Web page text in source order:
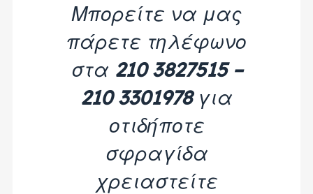
Μπορείτε να μας
πάρετε τηλέφωνο
στα 210 3827515 –
210 3301978για
οτιδήποτε
σφραγίδα
χρειαστείτε